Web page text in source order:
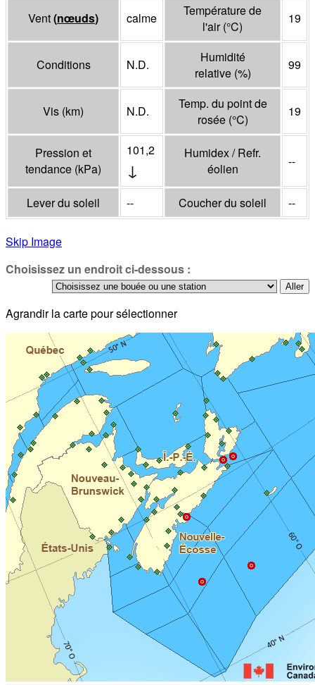
Vent(nœuds) calme
Température de
l'air(°C)
19
Conditions N.D.
Humidité
relative (%)
99
Vis (km) N.D.
Temp. du point de
rosée (°C)
19
Pression et
tendance (kPa)
101,2
↓
Humidex / Refr.
éolien
--
Lever du soleil -- Coucher du soleil --
Skip Image
Choisissez un endroit ci-dessous :
Agrandir la carte pour sélectionner